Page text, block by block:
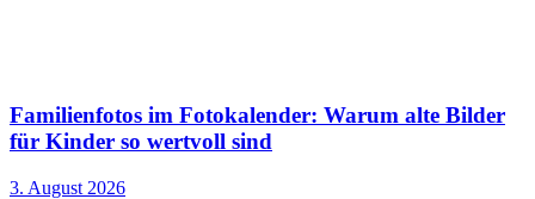
Familienfotos im Fotokalender: Warum alte Bilder
für Kinder so wertvoll sind
3. August 2026